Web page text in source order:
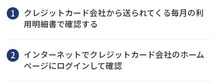
クレジットカード会社から送られてくる毎月の利
用明細書で確認する
インターネットでクレジットカード会社のホーム
ページにログインして確認